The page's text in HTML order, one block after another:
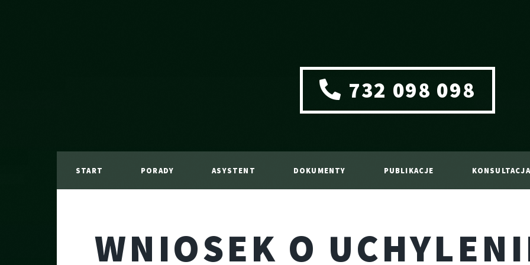
732 098 098
START PORADY ASYSTENT DOKUMENTY PUBLIKACJE KONSULTACJA
WNIOSEK O